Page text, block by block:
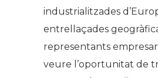
industrialitzades
entrellaçades
representants
veure l’oportunitat de